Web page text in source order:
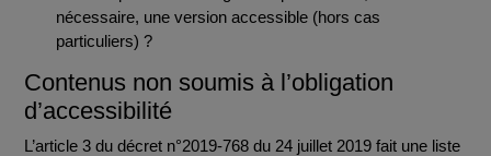
nécessaire, une version accessible (hors cas
particuliers) ?
Contenus non soumis à l’obligation
d’accessibilité
L’article 3 du décret n°2019-768 du 24 juillet 2019 fait une liste